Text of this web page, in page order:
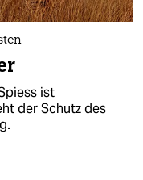
ist
der Schutz des